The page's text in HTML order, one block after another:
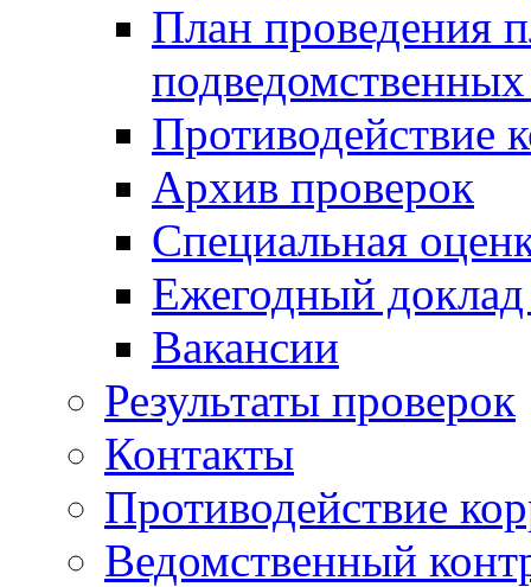
План проведения
Противодействие
Архив проверок
Специальная
Ежегодный
Вакансии
Результаты проверок
Контакты
Противодействие
Ведомственный